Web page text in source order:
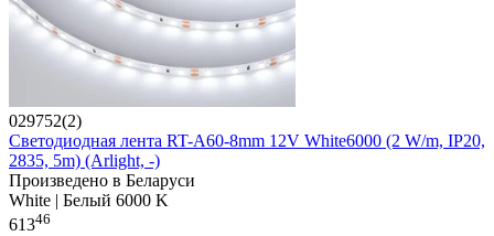
029752(2)
Светодиодная лента RT-A60-8mm 12V White6000 (2 W/m, IP20,
2835, 5m) (Arlight, -)
Произведено в Беларуси
White | Белый 6000 K
61346